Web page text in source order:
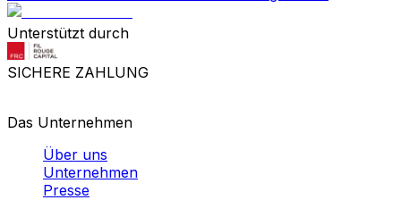
Die Unterstützung
Hilfezentrum
Kontaktiere uns